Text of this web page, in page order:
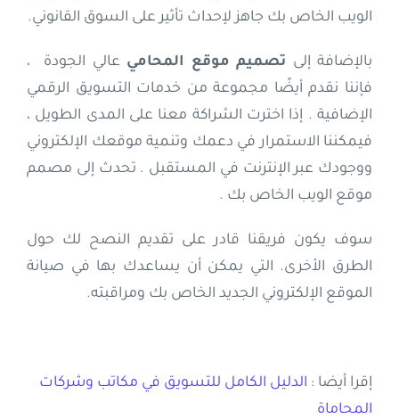
الويب الخاص بك جاهز لإحداث تأثير على السوق القانوني.
بالإضافة إلى تصميم موقع المحامي عالي الجودة ،
فإننا نقدم أيضًا مجموعة من خدمات التسويق الرقمي
الإضافية . إذا اخترت الشراكة معنا على المدى الطويل ،
فيمكننا الاستمرار في دعمك وتنمية موقعك الإلكتروني
ووجودك عبر الإنترنت في المستقبل . تحدث إلى مصمم
موقع الويب الخاص بك .
سوف يكون فريقنا قادر على تقديم النصح لك حول
الطرق الأخرى. التي يمكن أن يساعدك بها في صيانة
الموقع الإلكتروني الجديد الخاص بك ومراقبته.
إقرا أيضا : الدليل الكامل للتسويق في مكاتب وشركات
المحاماة